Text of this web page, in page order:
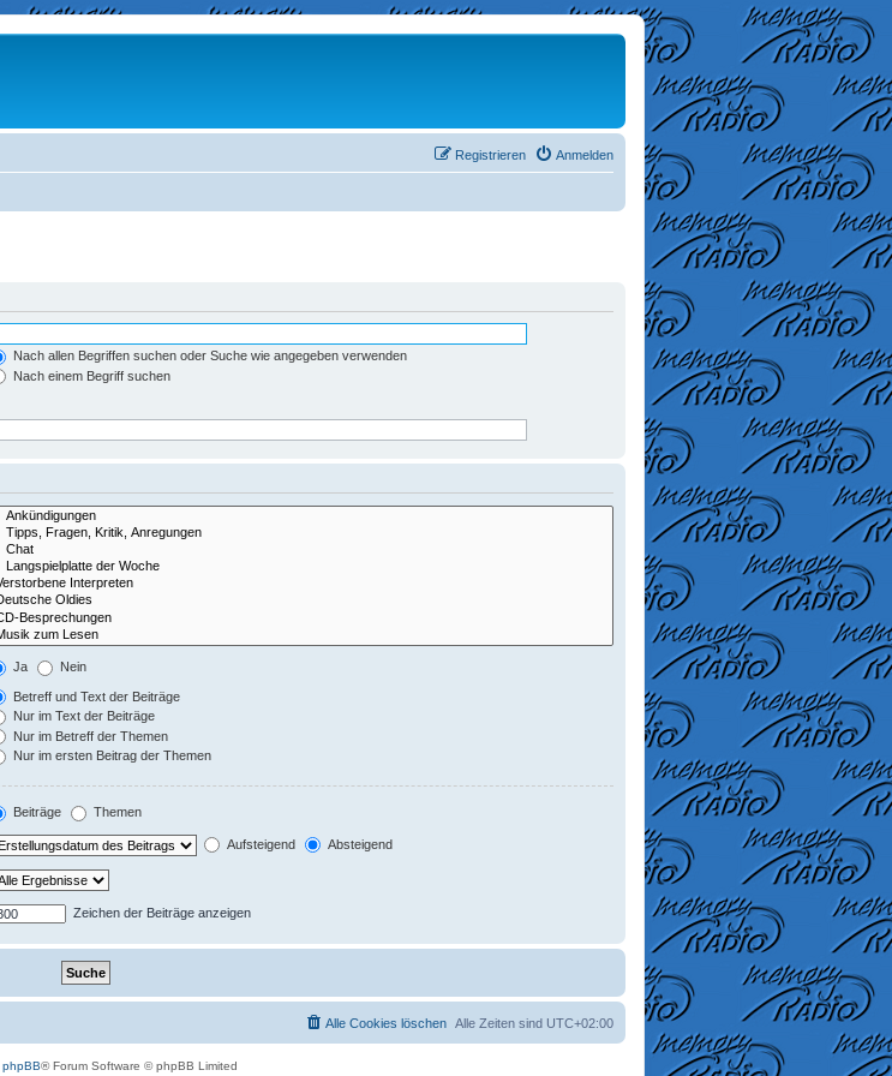
Anmelden
Registrieren
Nach allen Begriffen suchen oder Suche wie angegeben verwenden
Nach einem Begriff suchen
Ja Nein
Betreff und Text der Beiträge
Nur im Text der Beiträge
Nur im Betreff der Themen
Nur im ersten Beitrag der Themen
Beiträge Themen
Aufsteigend Absteigend
Zeichen der Beiträge anzeigen
Alle Zeiten sind UTC+02:00
Alle Cookies löschen
phpBB® Forum Software © phpBB Limited